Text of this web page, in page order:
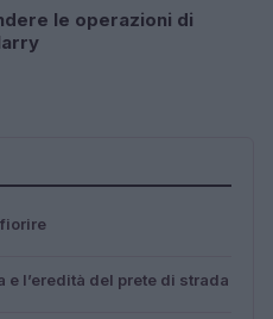
le operazioni di
fiorire
e l’eredità del prete di strada